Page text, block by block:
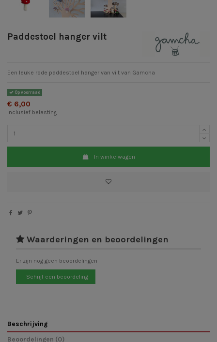
Paddestoel hanger vilt
Een leuke rode paddestoel hanger van vilt van Gamcha
Op voorraad
€ 6,00
Inclusief belasting
In winkelwagen
Waarderingen en beoordelingen
Er zijn nog geen beoordelingen
Schrijf een beoordeling
Beschrijving
Beoordelingen (0)